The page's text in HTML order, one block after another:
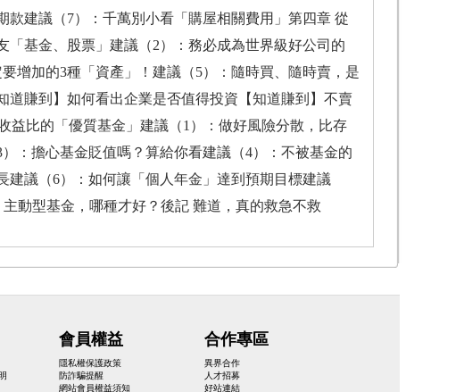
建議（7）：千萬別小看「購屋相關費用」第四章 從
基金、股票」建議（2）：務必成為世界級好公司的
增加的3種「資產」！建議（5）：隨時買、隨時賣，是
道賺到】如何看出企業是否值得投資【知道賺到】不賣
比的「優質基金」建議（1）：做好風險分散，比存
：擔心基金貶值嗎？算給你看建議（4）：不被基金的
建議（6）：如何讓「個人年金」達到預期目標建議
動型基金，哪種才好？後記 難道，真的救急不救
會員權益
隱私權保護政策
防詐騙提醒
網站會員權益須知
合作專區
異界合作
人才招募
好站連結